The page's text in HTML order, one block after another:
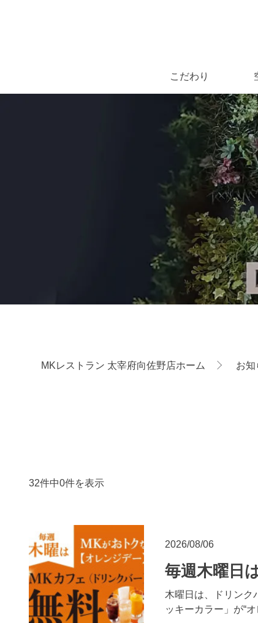
こだわり
MKレストラン 太宰府向佐野店ホーム お知
32件中0件を表示
2026/08/06
毎週木曜日
木曜日は、ドリンク
ッキーカラー」が“